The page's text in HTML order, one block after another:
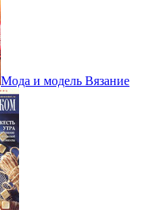
Мода и модель Вязание